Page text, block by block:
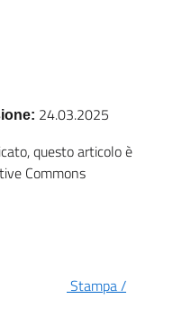
24.03.2025
questo articolo è
Commons
Stampa /